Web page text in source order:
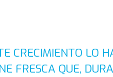
CRECIMIENTO LO
FRESCA QUE,